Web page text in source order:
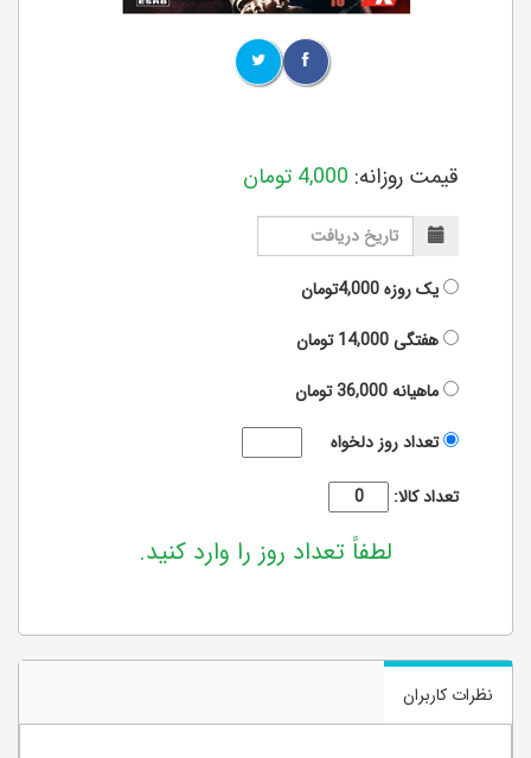
قیمت روزانه: 4,000 تومان
یک روزه4,000تومان
هفتگی14,000تومان
ماهیانه36,000تومان
تعداد روز دلخواه
تعداد کالا:
لطفاً تعداد روز را وارد کنید.
نظرات کاربران